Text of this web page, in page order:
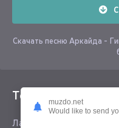
Скачать песню Аркайда -
Текст песни
Лали лали ла ла ла
muzdo.net
Would like to send